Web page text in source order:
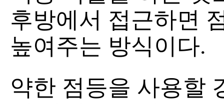
후방에서 접근하면
높여주는 방식이다.
약한 점등을 사용할